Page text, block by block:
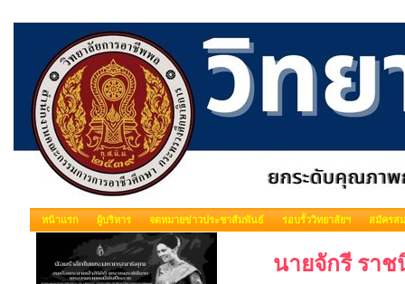
หน้าแรก ผู้บริหาร จดหมายข่าวประชาสัมพันธ์ รอบรั้ววิทยาลัยฯ สมัครส
นายจักรี รา